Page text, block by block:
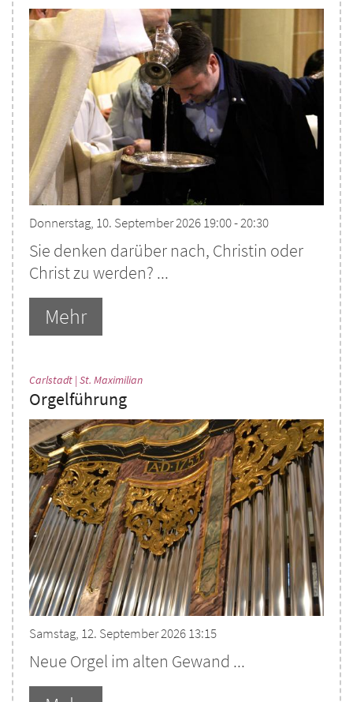
Donnerstag, 10. September 2026 19:00 - 20:30
Sie denken darüber nach, Christin oder
Christ zu werden? ...
Mehr
Carlstadt | St. Maximilian:
Orgelführung
Samstag, 12. September 2026 13:15
Neue Orgel im alten Gewand ...